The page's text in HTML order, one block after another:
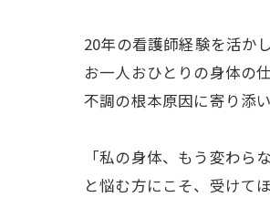
20年の看護師経験を活かし
お一人おひとりの身体の
不調の根本原因に寄り添い
「私の身体、もう変わら
と悩む方にこそ、受けて